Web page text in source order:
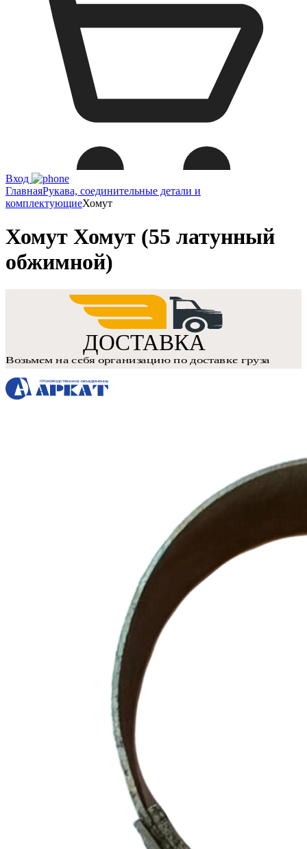
Вход
ГлавнаяРукава, соединительные детали и
комплектующиеХомут
Хомут Хомут (55 латунный
обжимной)